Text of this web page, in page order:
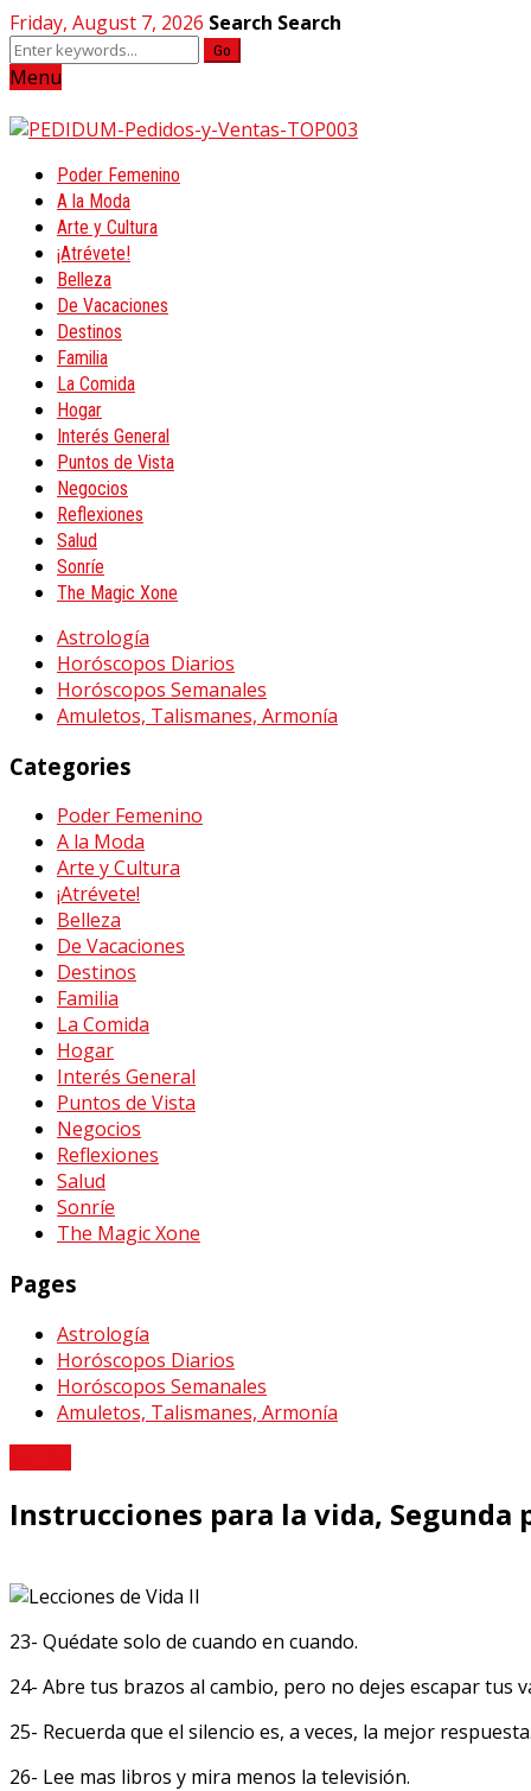
Friday, August 7, 2026 Search Search
Go
Menu
Poder Femenino
A la Moda
Arte y Cultura
¡Atrévete!
Belleza
De Vacaciones
Destinos
Familia
La Comida
Hogar
Interés General
Puntos de Vista
Negocios
Reflexiones
Salud
Sonríe
The Magic Xone
Astrología
Horóscopos Diarios
Horóscopos Semanales
Amuletos, Talismanes, Armonía
Categories
Poder Femenino
A la Moda
Arte y Cultura
¡Atrévete!
Belleza
De Vacaciones
Destinos
Familia
La Comida
Hogar
Interés General
Puntos de Vista
Negocios
Reflexiones
Salud
Sonríe
The Magic Xone
Pages
Astrología
Horóscopos Diarios
Horóscopos Semanales
Amuletos, Talismanes, Armonía
Instrucciones para la vida, Segunda
23- Quédate solo de cuando en cuando.
24- Abre tus brazos al cambio, pero no dejes escapar tus
25- Recuerda que el silencio es, a veces, la mejor respuesta.
26- Lee mas libros y mira menos la televisión.